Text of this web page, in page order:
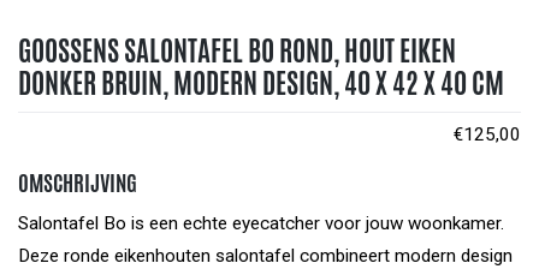
GOOSSENS SALONTAFEL BO ROND, HOUT EIKEN
DONKER BRUIN, MODERN DESIGN, 40 X 42 X 40 CM
€125,00
OMSCHRIJVING
Salontafel Bo is een echte eyecatcher voor jouw woonkamer.
Deze ronde eikenhouten salontafel combineert modern design